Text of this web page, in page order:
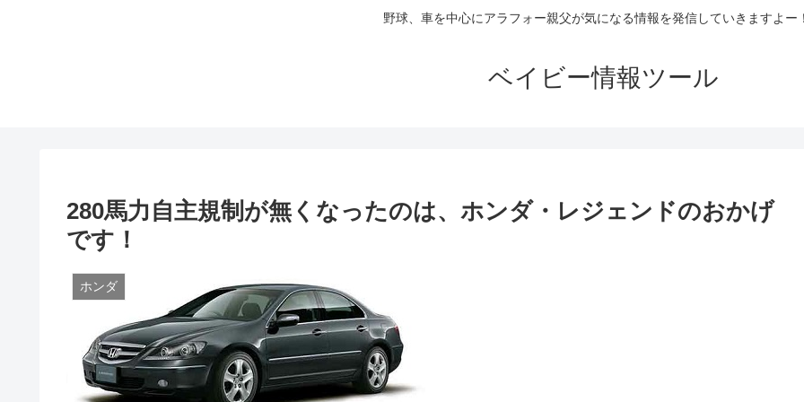
野球、車を中心にアラフォー親父が気になる情報を発信していきますよー
ベイビー情報ツール
280馬力自主規制が無くなったのは、ホンダ・レジェンドのおかげ
です！
ホンダ